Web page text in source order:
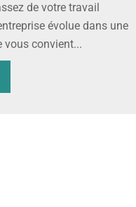
de votre travail
évolue dans une
vous convient...